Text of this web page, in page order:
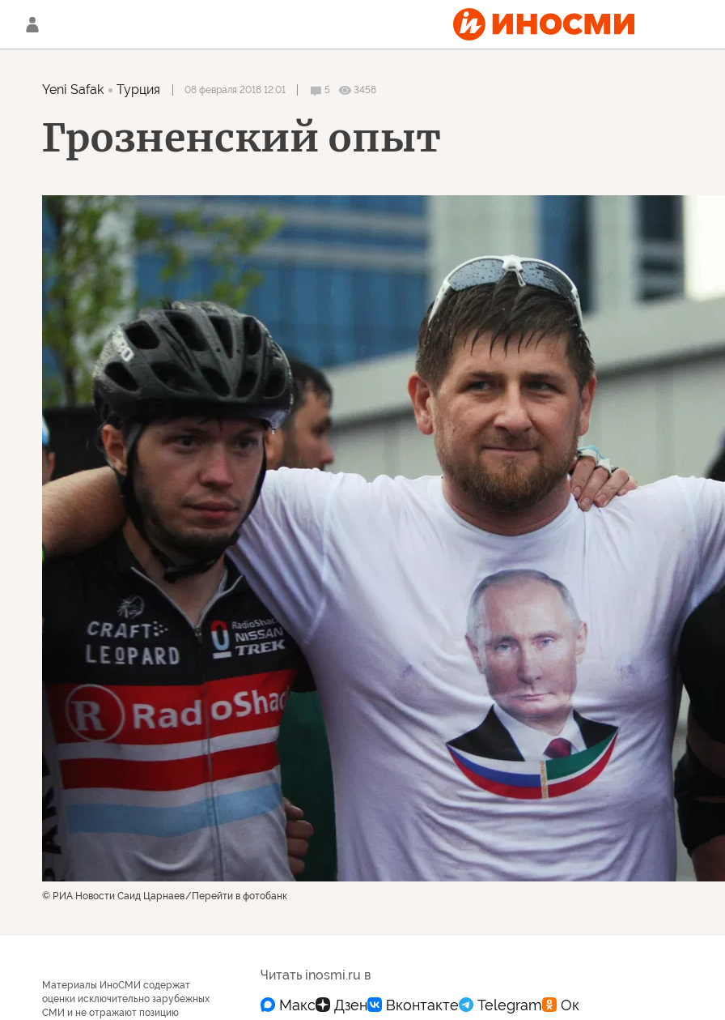
Yeni Safak Турция 08 февраля 2018 12:01 5 3458
Грозненский опыт
© РИА Новости Саид Царнаев Перейти в фотобанк
Материалы ИноСМИ содержат
оценки исключительно зарубежных
СМИ и не отражают позицию
Читать inosmi.ru в